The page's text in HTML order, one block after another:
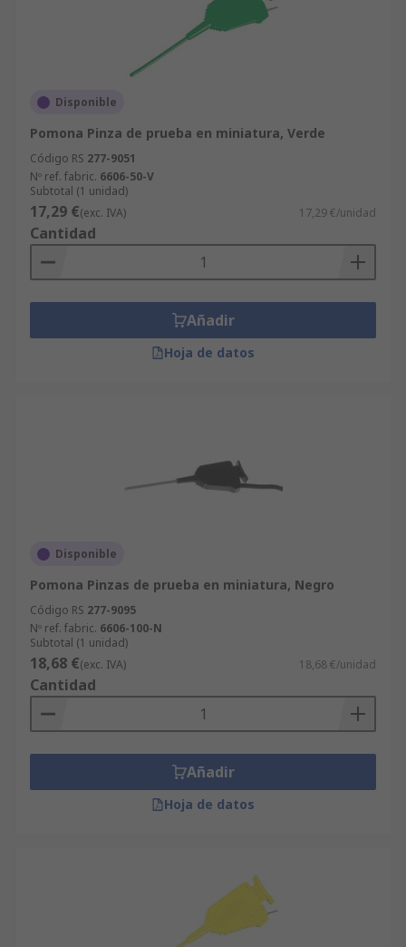
Disponible
Pomona Pinza de prueba en miniatura, Verde
Código RS 277-9051
Nº ref. fabric. 6606-50-V
Subtotal (1 unidad)
17,29 €(exc. IVA) 17,29 €/unidad
Cantidad
Añadir
Hoja de datos
Disponible
Pomona Pinzas de prueba en miniatura, Negro
Código RS 277-9095
Nº ref. fabric. 6606-100-N
Subtotal (1 unidad)
18,68 €(exc. IVA) 18,68 €/unidad
Cantidad
Añadir
Hoja de datos